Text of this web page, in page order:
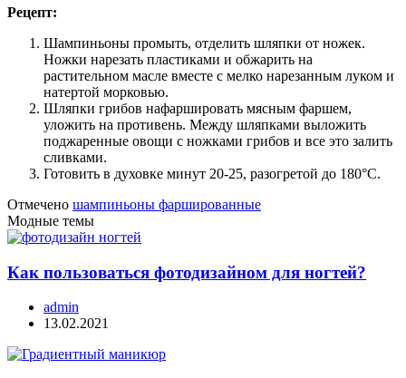
Рецепт:
Шампиньоны промыть, отделить шляпки от ножек.
Ножки нарезать пластиками и обжарить на
растительном масле вместе с мелко нарезанным луком и
натертой морковью.
Шляпки грибов нафаршировать мясным фаршем,
уложить на противень. Между шляпками выложить
поджаренные овощи с ножками грибов и все это залить
сливками.
Готовить в духовке минут 20-25, разогретой до 180°C.
Отмечено шампиньоны фаршированные
Модные темы
Как пользоваться фотодизайном для ногтей?
admin
13.02.2021